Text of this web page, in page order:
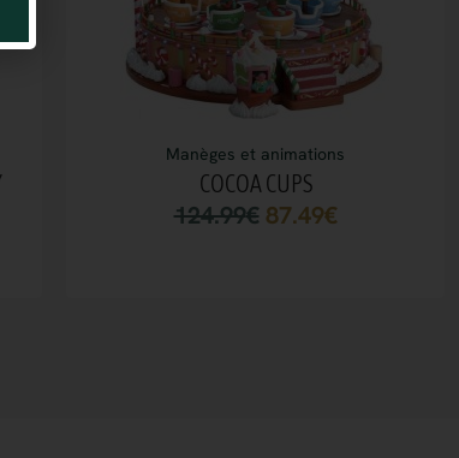
Manèges et animations
COCOA CUPS
124.99€ 87.49€